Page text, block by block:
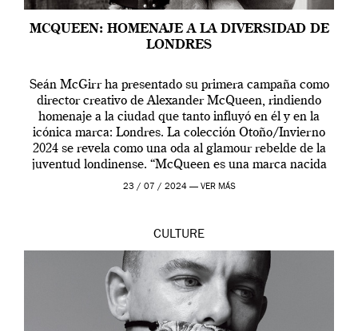
MCQUEEN: HOMENAJE A LA DIVERSIDAD DE
LONDRES
Seán McGirr ha presentado su primera campaña como
director creativo de Alexander McQueen, rindiendo
homenaje a la ciudad que tanto influyó en él y en la
icónica marca: Londres. La colección Otoño/Invierno
2024 se revela como una oda al glamour rebelde de la
juventud londinense. “McQueen es una marca nacida
en Londres y siempre ha […]
23 / 07 / 2024 — VER MÁS
CULTURE